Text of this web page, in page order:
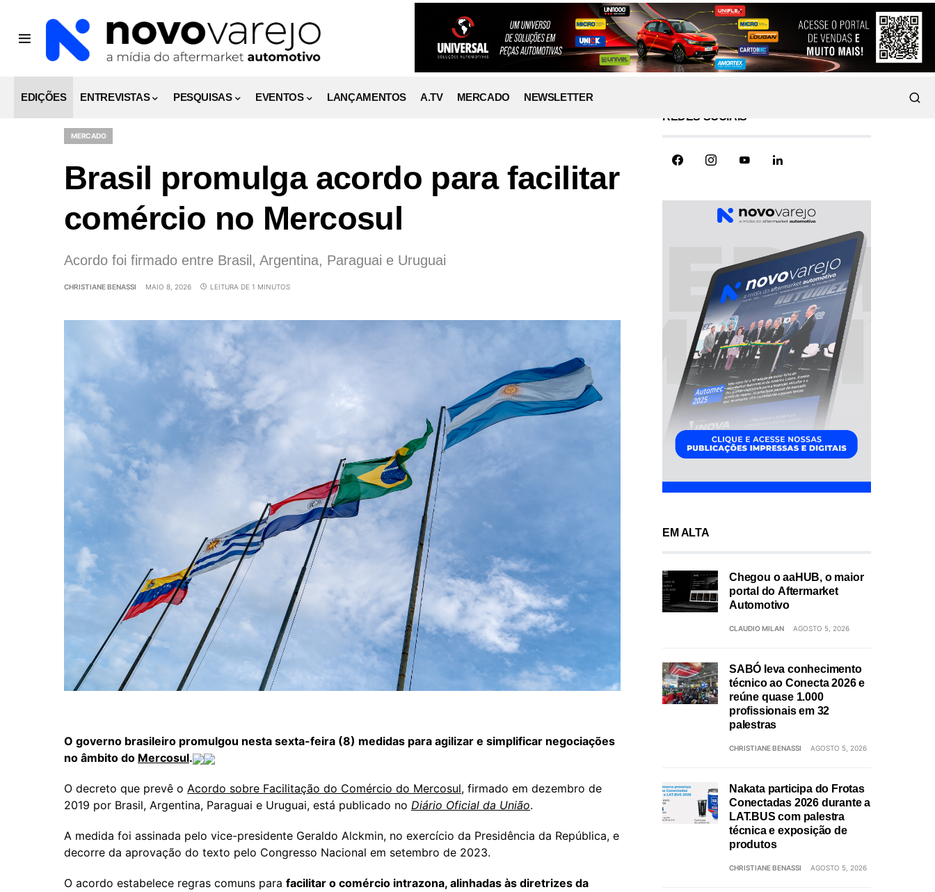
EDIÇÕES ENTREVISTAS PESQUISAS EVENTOS LANÇAMENTOS A.TV MERCADO NEWSLETTER
MERCADO
Brasil promulga acordo para facilitar
comércio no Mercosul
Acordo foi firmado entre Brasil, Argentina, Paraguai e Uruguai
CHRISTIANE BENASSI MAIO 8, 2026 LEITURA DE 1 MINUTOS
O governo brasileiro promulgou nesta sexta-feira (8) medidas para agilizar e simplificar negociações
no âmbito do Mercosul.
O decreto que prevê o Acordo sobre Facilitação do Comércio do Mercosul, firmado em dezembro de
2019 por Brasil, Argentina, Paraguai e Uruguai, está publicado no Diário Oficial da União.
A medida foi assinada pelo vice-presidente Geraldo Alckmin, no exercício da Presidência da República, e
decorre da aprovação do texto pelo Congresso Nacional em setembro de 2023.
O acordo estabelece regras comuns para facilitar o comércio intrazona, alinhadas às diretrizes da
REDES SOCIAIS
EM ALTA
Chegou o aaHUB, o maior
portal do Aftermarket
Automotivo
CLAUDIO MILAN AGOSTO 5, 2026
SABÓ leva conhecimento
técnico ao Conecta 2026 e
reúne quase 1.000
profissionais em 32
palestras
CHRISTIANE BENASSI AGOSTO 5, 2026
Nakata participa do Frotas
Conectadas 2026 durante a
LAT.BUS com palestra
técnica e exposição de
produtos
CHRISTIANE BENASSI AGOSTO 5, 2026